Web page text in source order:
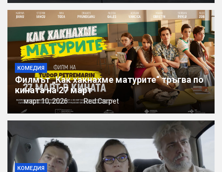
КОМЕДИЯ
Филмът „Как хакнахме матурите“ тръгва по
кината на 27 март
март 10, 2026 Red Carpet
КОМЕДИЯ